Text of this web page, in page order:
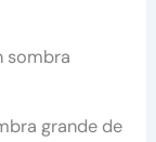
sombra
grande de